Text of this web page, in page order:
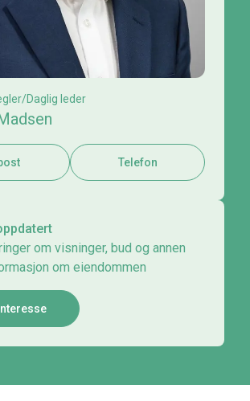
Daglig leder
Telefon
om visninger, bud og annen
om eiendommen